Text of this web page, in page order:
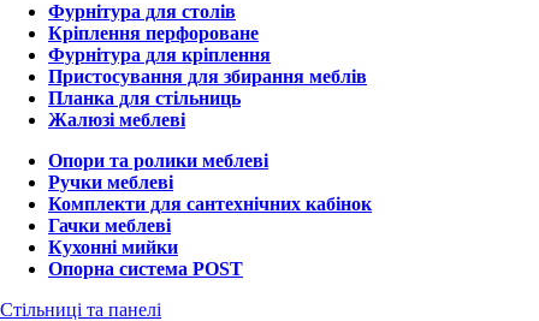
Фурнітура для столів
Кріплення перфороване
Фурнітура для кріплення
Пристосування для збирання меблів
Планка для стільниць
Жалюзі меблеві
Опори та ролики меблеві
Ручки меблеві
Комплекти для сантехнічних кабінок
Гачки меблеві
Кухонні мийки
Опорна система POST
Стільниці та панелі